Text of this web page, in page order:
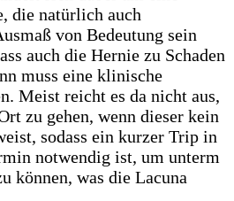
die natürlich auch
von Bedeutung sein
auch die Hernie zu Schaden
muss eine klinische
Meist reicht es da nicht aus,
zu gehen, wenn dieser kein
sodass ein kurzer Trip in
notwendig ist, um unterm
können, was die Lacuna